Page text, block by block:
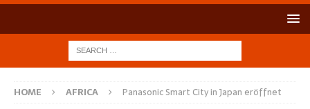
HOME AFRICA Panasonic Smart City in Japan eröffnet